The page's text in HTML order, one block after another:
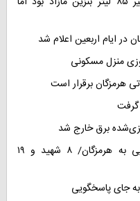
ایام اربعین اعلام شد
هرمزگان برقرار است
گرفت
برق خارج شد
ادامه حملات نیروهای متجاوز آمریکایی به هرمزگان/ ۸ شهید و ۱۹
به جای پاسخگویی